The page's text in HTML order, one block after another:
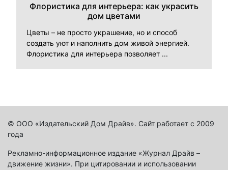
Флористика для интерьера: как украсить
дом цветами
Цветы – не просто украшение, но и способ
создать уют и наполнить дом живой энергией.
Флористика для интерьера позволяет ...
© ООО «Издательский Дом Драйв». Сайт работает с 2009
года
Рекламно-информационное издание «Журнал Драйв –
движение жизни». При цитировании и использовании